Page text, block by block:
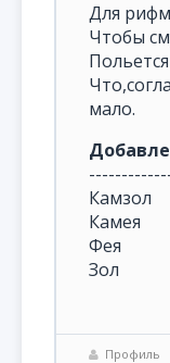
Для
Чтобы
мало.
Камзол
Камея
Фея
Зол
Профиль